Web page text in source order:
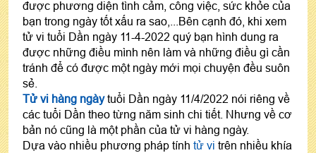
được phương diện tình cảm, công việc, sức khỏe của
bạn trong ngày tốt xấu ra sao,...Bên cạnh đó, khi xem
tử vi tuổi Dần ngày 11-4-2022 quý bạn hình dung ra
được những điều mình nên làm và những điều gì cần
tránh để có được một ngày mới mọi chuyện đều suôn
sẻ.
Tử vi hàng ngàytuổi Dần ngày 11/4/2022 nói riêng về
các tuổi Dần theo từng năm sinh chi tiết. Nhưng về cơ
bản nó cũng là một phần của tử vi hàng ngày.
Dựa vào nhiều phương pháp tính tử vi trên nhiều khía